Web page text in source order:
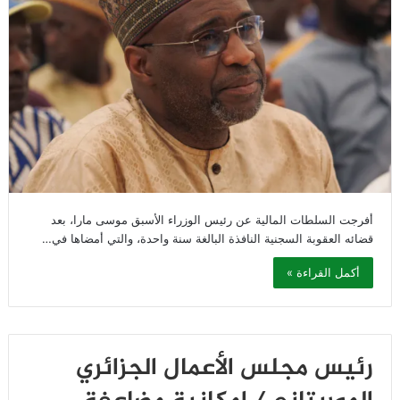
أفرجت السلطات المالية عن رئيس الوزراء الأسبق موسى مارا، بعد
قضائه العقوبة السجنية النافذة البالغة سنة واحدة، والتي أمضاها في…
أكمل القراءة »
رئيس مجلس الأعمال الجزائري